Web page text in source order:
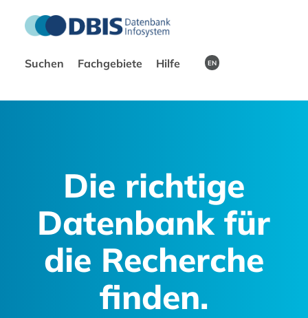
Suchen Fachgebiete Hilfe EN
Die richtige
Datenbank für
die Recherche
finden.